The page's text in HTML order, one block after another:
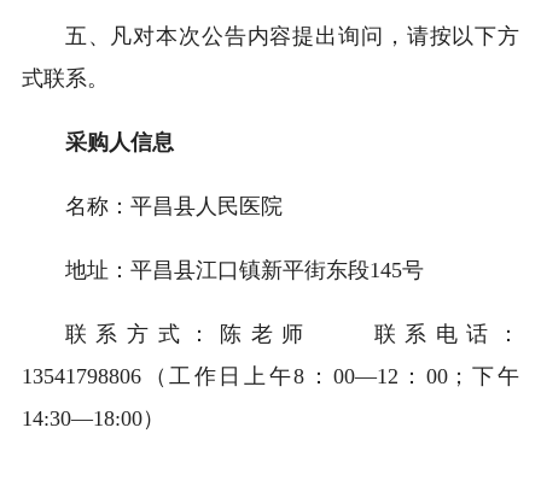
五、凡对本次公告内容提出询问，请按以下方
式联系。
采购人信息
名称：平昌县人民医院
地址：平昌县江口镇新平街东段145号
联系方式：陈老师 联系电话：
13541798806（工作日上午8：00—12：00；下午
14:30—18:00）